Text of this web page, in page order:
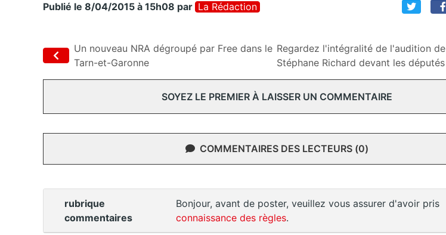
Publié le 8/04/2015 à 15h08 par La Rédaction
Un nouveau NRA dégroupé par Free dans le
Tarn-et-Garonne
Regardez l'intégralité de l'audition de
Stéphane Richard devant les députés
SOYEZ LE PREMIER À LAISSER UN COMMENTAIRE
COMMENTAIRES DES LECTEURS (0)
rubrique
commentaires
Bonjour, avant de poster, veuillez vous assurer d'avoir pris
connaissance des règles.